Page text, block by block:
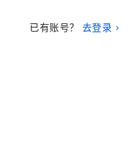
已有账号？ 去登录